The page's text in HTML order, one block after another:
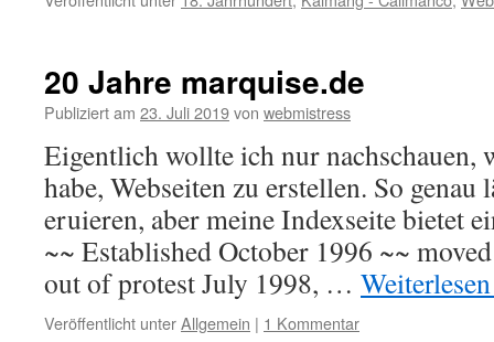
20 Jahre marquise.de
Publiziert am 23. Juli 2019von webmistress
Eigentlich wollte ich nur nachschauen,
habe, Webseiten zu erstellen. So
eruieren, aber meine Indexseite bietet
~~ Established October 1996 ~~
out of protest July 1998, …
Veröffentlicht unterAllgemein | 1 Kommentar